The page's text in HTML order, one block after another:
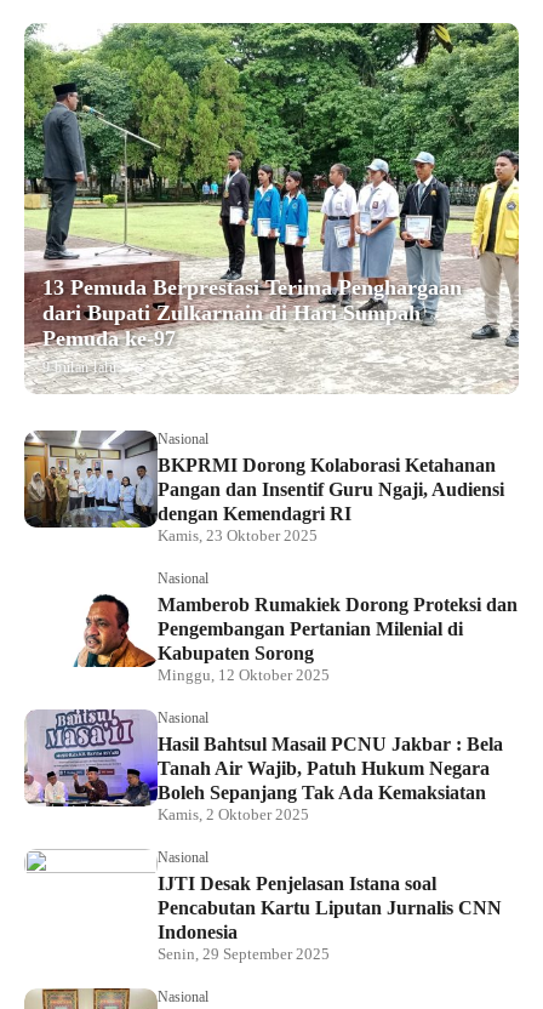
13 Pemuda Berprestasi Terima Penghargaan
dari Bupati Zulkarnain di Hari Sumpah
Pemuda ke-97
9 bulan lalu
Nasional
BKPRMI Dorong Kolaborasi Ketahanan
Pangan dan Insentif Guru Ngaji, Audiensi
dengan Kemendagri RI
Kamis, 23 Oktober 2025
Nasional
Mamberob Rumakiek Dorong Proteksi dan
Pengembangan Pertanian Milenial di
Kabupaten Sorong
Minggu, 12 Oktober 2025
Nasional
Hasil Bahtsul Masail PCNU Jakbar : Bela
Tanah Air Wajib, Patuh Hukum Negara
Boleh Sepanjang Tak Ada Kemaksiatan
Kamis, 2 Oktober 2025
Nasional
IJTI Desak Penjelasan Istana soal
Pencabutan Kartu Liputan Jurnalis CNN
Indonesia
Senin, 29 September 2025
Nasional